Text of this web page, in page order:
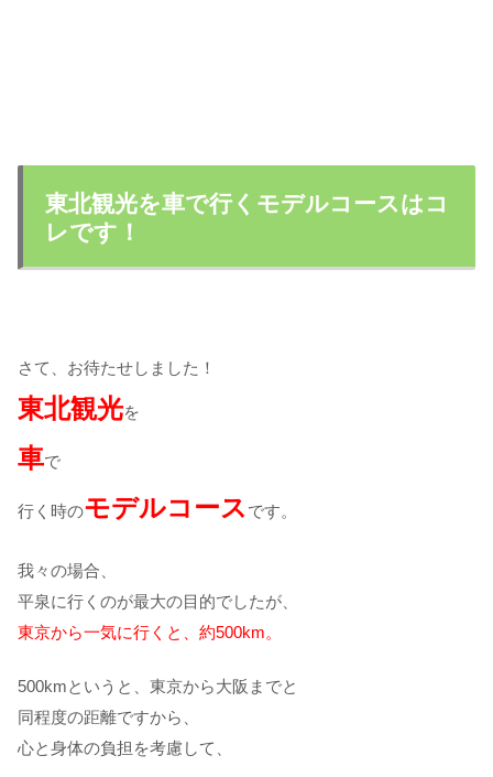
東北観光を車で行くモデルコースはコ
レです！
さて、お待たせしました！
東北観光を
車で
行く時のモデルコース です。
我々の場合、
平泉に行くのが最大の目的でしたが、
東京から一気に行くと、約500km。
500kmというと、東京から大阪までと
同程度の距離ですから、
心と身体の負担を考慮して、